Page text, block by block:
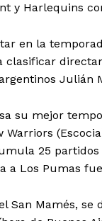
y Harlequins
en la
clasificar
Julián
su mejor
Warriors
25
a Los Pumas
San Mamés,